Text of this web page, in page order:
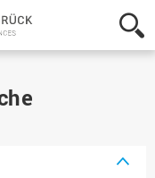
Hochschule
Osnabrück
-